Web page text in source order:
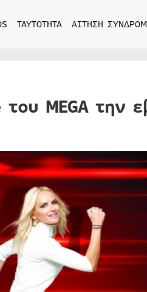
ΤΑΥΤΟΤΗΤΑ ΑΙΤΗΣΗ
MEGA την